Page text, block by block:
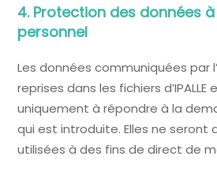
4. Protection des données
personnel
Les données communiquées par
reprises dans les fichiers d’IPALLE
uniquement à répondre à la
qui est introduite. Elles ne seront
utilisées à des fins de direct de